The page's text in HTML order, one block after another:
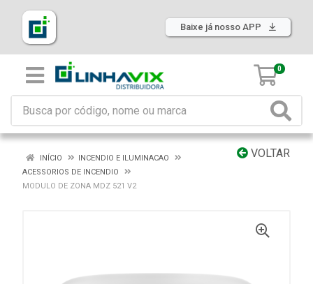
Baixe já nosso APP
0
VOLTAR
INÍCIO
INCENDIO E ILUMINACAO
ACESSORIOS DE INCENDIO
MODULO DE ZONA MDZ 521 V2